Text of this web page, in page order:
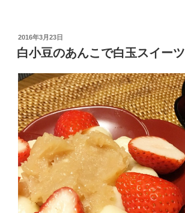
投
稿
日:
2016年3月23日
白小豆のあんこで白玉スイーツ